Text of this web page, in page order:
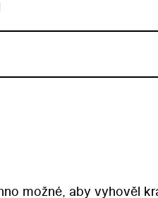
možné, aby vyhověl